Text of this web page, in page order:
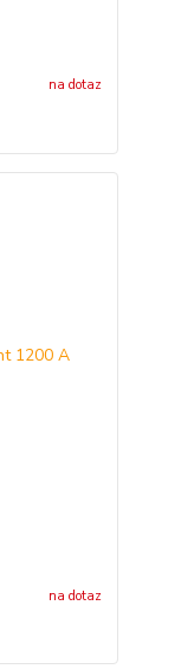
na dotaz
na dotaz